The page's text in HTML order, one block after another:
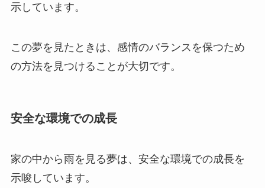
示しています。
この夢を見たときは、感情のバランスを保つため
の方法を見つけることが大切です。
安全な環境での成長
家の中から雨を見る夢は、安全な環境での成長を
示唆しています。